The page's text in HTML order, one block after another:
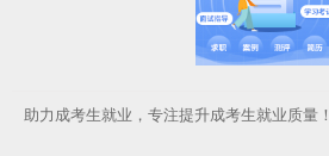
助力成考生就业，专注提升成考生就业质量！